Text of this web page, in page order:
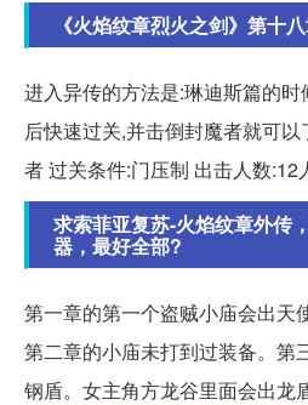
《火焰纹章烈火之剑》第十
进入异传的方法是:琳迪斯篇的
后快速过关,并击倒封魔者就可
者 过关条件:门压制 出击人数:12
求索菲亚复苏-火焰纹章外传
器，最好全部?
第一章的第一个盗贼小庙会出天
第二章的小庙未打到过装备。第
钢盾。女主角方龙谷里面会出龙